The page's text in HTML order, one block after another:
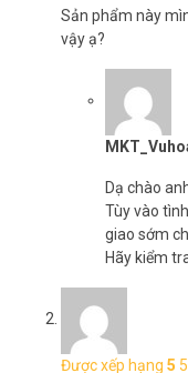
Sản phẩm này
vậy ạ?
Dạ chào
Tùy vào
giao sớm
Hãy kiểm
Được xếp hạng 5